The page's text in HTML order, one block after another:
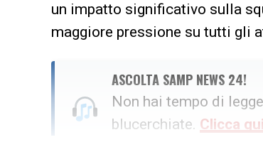
un impatto significativo sulla
maggiore pressione su tutti gli
ASCOLTA SAMP NEWS 24!
Non hai tempo di
blucerchiate. Clicca